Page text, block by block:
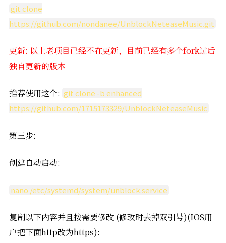
git clone
https://github.com/nondanee/UnblockNeteaseMusic.git
更新: 以上老项目已经不在更新，目前已经有多个fork过后
独自更新的版本
推荐使用这个: git clone -b enhanced
https://github.com/1715173329/UnblockNeteaseMusic
第三步:
创建自动启动:
nano /etc/systemd/system/unblock.service
复制以下内容并且按需要修改 (修改时去掉双引号)(IOS用
户把下面http改为https):